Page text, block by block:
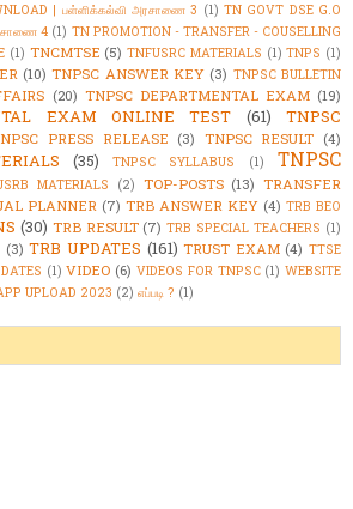
| பள்ளிக்கல்வி அரசாணை 3 (1) TN GOVT DSE G.O
4 (1) TN PROMOTION - TRANSFER - COUSELLING
(1) TNCMTSE (5) TNFUSRC MATERIALS (1) TNPS (1)
(10) TNPSC ANSWER KEY (3) TNPSC BULLETIN
(20) TNPSC DEPARTMENTAL EXAM (19)
EXAM ONLINE TEST (61)
TNPSC
PRESS RELEASE (3) TNPSC RESULT (4)
(35) TNPSC SYLLABUS (1)
TNPSC
MATERIALS (2) TOP-POSTS (13) TRANSFER
PLANNER (7) TRB ANSWER KEY (4) TRB BEO
(30) TRB RESULT (7) TRB SPECIAL TEACHERS (1)
(3) TRB UPDATES (161) TRUST EXAM (4) TTSE
(1) VIDEO (6) VIDEOS FOR TNPSC (1) WEBSITE
UPLOAD 2023 (2) எப்படி ? (1)